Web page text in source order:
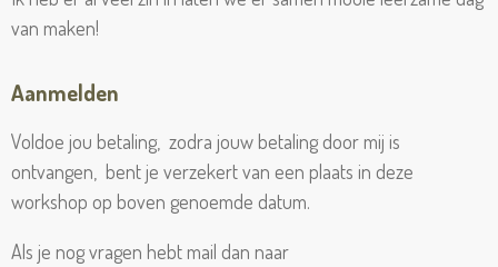
van maken!
Aanmelden
Voldoe jou betaling, zodra jouw betaling door mij is
ontvangen, bent je verzekert van een plaats in deze
workshop op boven genoemde datum.
Als je nog vragen hebt mail dan naar